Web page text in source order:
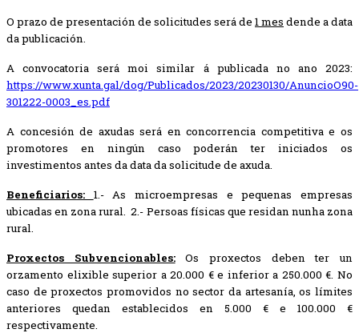
O prazo de presentación de solicitudes será de 1 mes dende a data
da publicación.
A convocatoria será moi similar á publicada no ano 2023:
https://www.xunta.gal/dog/Publicados/2023/20230130/AnuncioO90-
301222-0003_es.pdf
A concesión de axudas será en concorrencia competitiva e os
promotores en ningún caso poderán ter iniciados os
investimentos antes da data da solicitude de axuda.
Beneficiarios: 1.- As microempresas e pequenas empresas
ubicadas en zona rural.2.- Persoas físicas que residan nunha zona
rural.
Proxectos Subvencionables:
Os proxectos deben ter un
orzamento elixible superior a 20.000 € e inferior a 250.000 €. No
caso de proxectos promovidos no sector da artesanía, os límites
anteriores quedan establecidos en 5.000 € e 100.000 €
respectivamente.